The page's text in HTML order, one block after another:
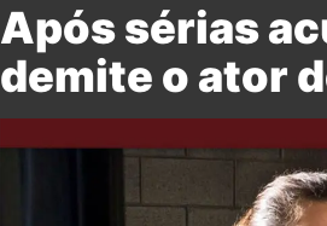
Após sérias
demite o ator